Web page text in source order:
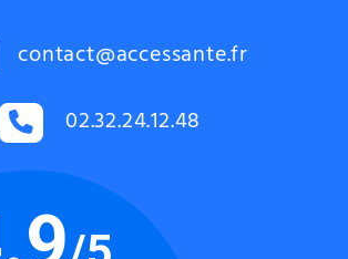
contact@accessante.fr
02.32.24.12.48